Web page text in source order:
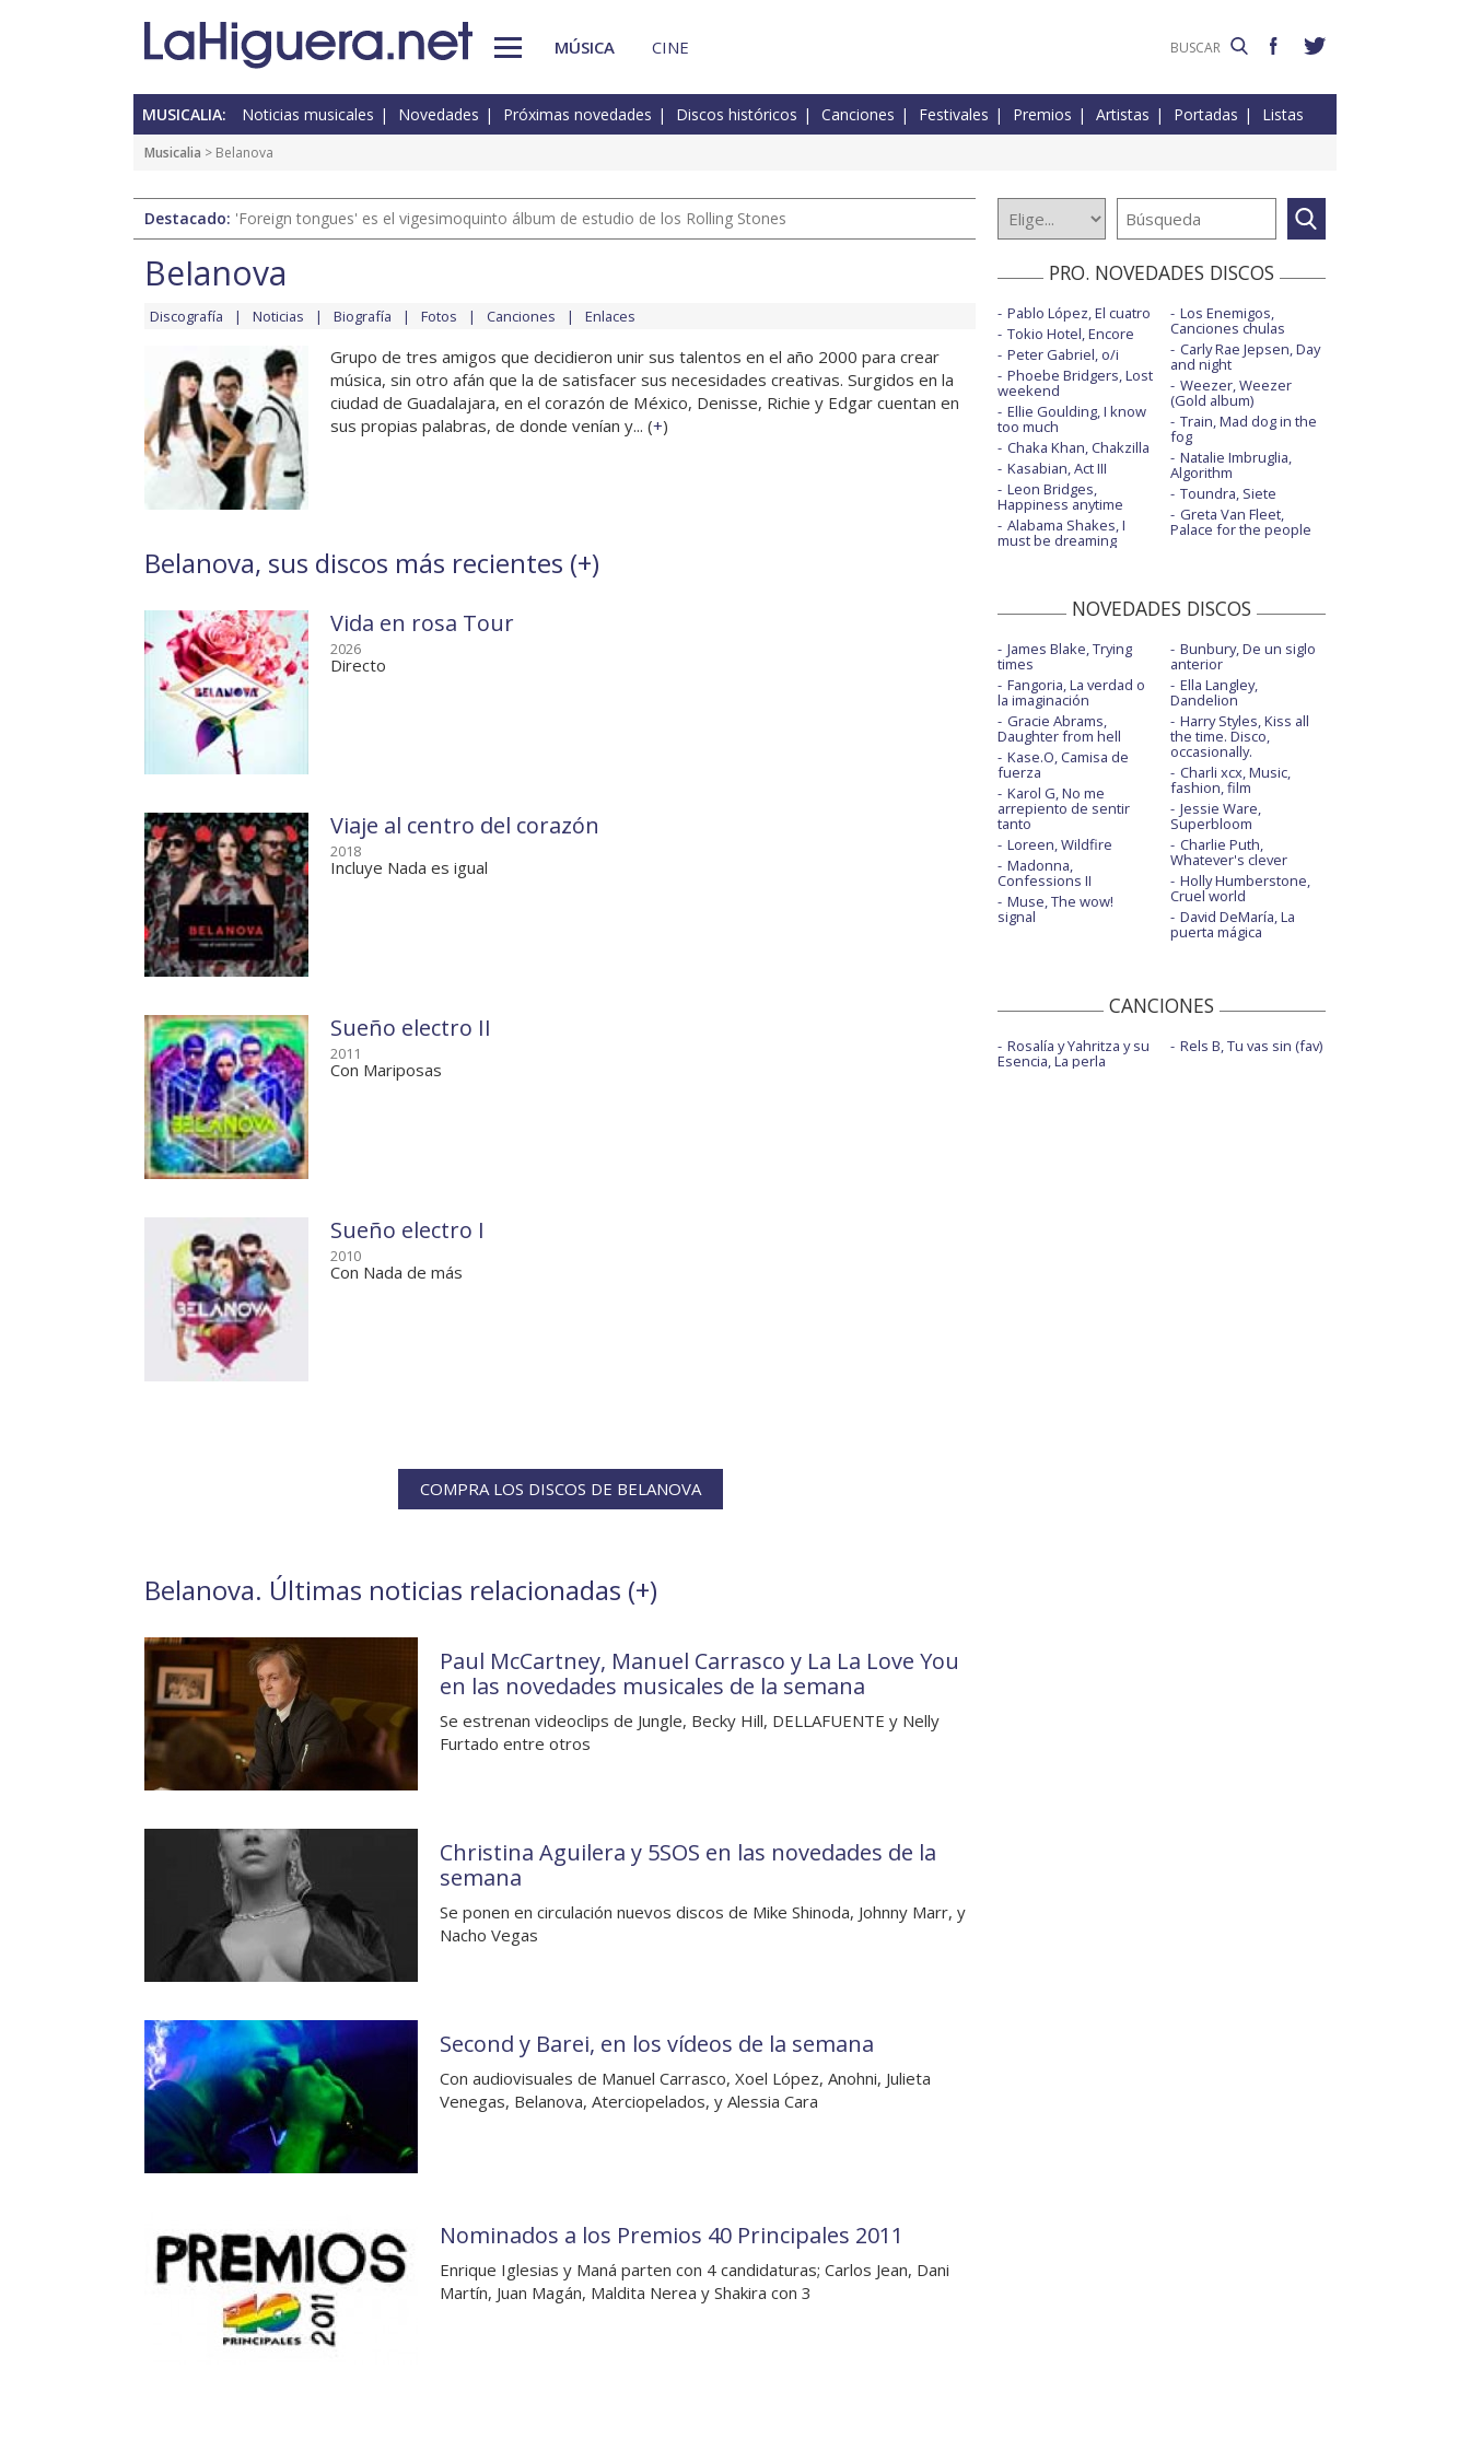
MÚSICA CINE
MUSICALIA: Noticias musicales Novedades Próximas novedades Discos históricos Canciones Festivales Premios Artistas Portadas Listas
Musicalia > Belanova
Destacado: 'Foreign tongues' es el vigesimoquinto álbum de estudio de los Rolling Stones
Belanova
Discografía Noticias Biografía Fotos Canciones Enlaces
Grupo de tres amigos que decidieron unir sus talentos en el año 2000 para crear
música, sin otro afán que la de satisfacer sus necesidades creativas. Surgidos en la
ciudad de Guadalajara, en el corazón de México, Denisse, Richie y Edgar cuentan en
sus propias palabras, de donde venían y... (+)
Belanova, sus discos más recientes (+)
Vida en rosa Tour
2026
Directo
Viaje al centro del corazón
2018
Incluye Nada es igual
Sueño electro II
2011
Con Mariposas
Sueño electro I
2010
Con Nada de más
COMPRA LOS DISCOS DE BELANOVA
Belanova. Últimas noticias relacionadas (+)
Paul McCartney, Manuel Carrasco y La La Love You
en las novedades musicales de la semana
Se estrenan videoclips de Jungle, Becky Hill, DELLAFUENTE y Nelly
Furtado entre otros
Christina Aguilera y 5SOS en las novedades de la
semana
Se ponen en circulación nuevos discos de Mike Shinoda, Johnny Marr, y
Nacho Vegas
Second y Barei, en los vídeos de la semana
Con audiovisuales de Manuel Carrasco, Xoel López, Anohni, Julieta
Venegas, Belanova, Aterciopelados, y Alessia Cara
Nominados a los Premios 40 Principales 2011
Enrique Iglesias y Maná parten con 4 candidaturas; Carlos Jean, Dani
Martín, Juan Magán, Maldita Nerea y Shakira con 3
PRO. NOVEDADES DISCOS
Pablo López, El cuatro
Tokio Hotel, Encore
Peter Gabriel, o/i
Phoebe Bridgers, Lost
weekend
Ellie Goulding, I know
too much
Chaka Khan, Chakzilla
Kasabian, Act III
Leon Bridges,
Happiness anytime
Alabama Shakes, I
must be dreaming
Los Enemigos,
Canciones chulas
Carly Rae Jepsen, Day
and night
Weezer, Weezer
(Gold album)
Train, Mad dog in the
fog
Natalie Imbruglia,
Algorithm
Toundra, Siete
Greta Van Fleet,
Palace for the people
NOVEDADES DISCOS
James Blake, Trying
times
Fangoria, La verdad o
la imaginación
Gracie Abrams,
Daughter from hell
Kase.O, Camisa de
fuerza
Karol G, No me
arrepiento de sentir
tanto
Loreen, Wildfire
Madonna,
Confessions II
Muse, The wow!
signal
Bunbury, De un siglo
anterior
Ella Langley,
Dandelion
Harry Styles, Kiss all
the time. Disco,
occasionally.
Charli xcx, Music,
fashion, film
Jessie Ware,
Superbloom
Charlie Puth,
Whatever's clever
Holly Humberstone,
Cruel world
David DeMaría, La
puerta mágica
CANCIONES
Rosalía y Yahritza y su
Esencia, La perla
Rels B, Tu vas sin (fav)